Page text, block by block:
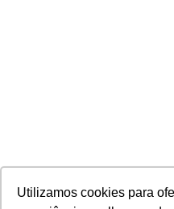
Utilizamos cookies para